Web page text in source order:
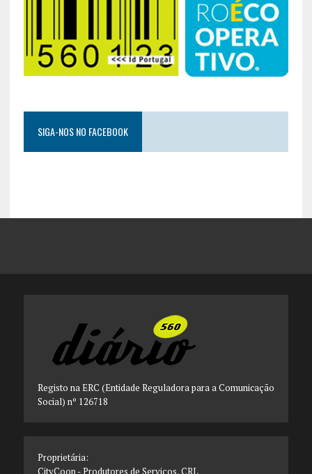
SIGA-NOS NO FACEBOOK
Registo na ERC (Entidade Reguladora para a Comunicação
Social) nº 126718
Proprietária:
CityCoop - Produtores de Serviços, CRL